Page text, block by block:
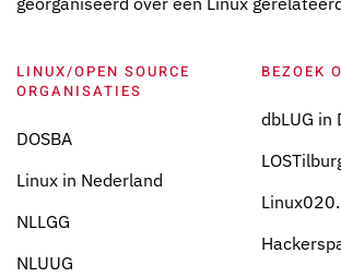
LINUX/OPEN SOURCE
ORGANISATIES
DOSBA
Linux in Nederland
NLLGG
NLUUG
BEZOEK
dbLUG in